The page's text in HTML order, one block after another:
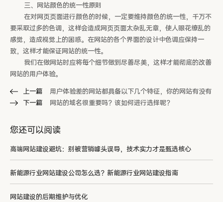
三、网站颜色的统一性原则
在对网页页面进行颜色的时候，一定要维持颜色的统一性，千万不
要采取过多的色调，这样会造成网页页面太杂乱无章，使人眼花缭乱的
感觉，造成视觉上的困惑。在网站的各个界面的设计中色调应保持一
致，这样才能保证网站的统一性。
我们在做网站时应将每个细节做到尽善尽美，这样才能彻底的改善
网站的用户体验。
上一篇
用户体验差的网站都具备以下几个特征，你的网站有没有
下一篇
网站的域名很重要吗？该如何进行选择呢？
您还可以阅读
高端网站建设避坑：别被营销噱头误导，技术实力才是甄选核心
新能源行业网站建设公司怎么选？新能源行业网站建设指南
网站建设的后期维护与优化